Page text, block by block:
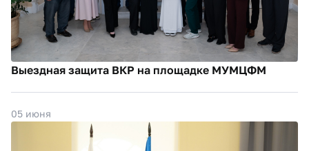
Выездная защита ВКР на площадке МУМЦФМ
05 июня